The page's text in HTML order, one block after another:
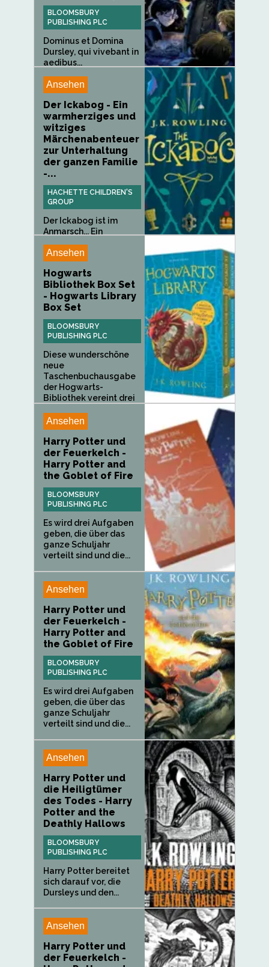
BLOOMSBURY
PUBLISHING PLC
Dominus et Domina
Dursley, qui vivebant in
aedibus...
Ansehen
Der Ickabog - Ein
warmherziges und
witziges
Märchenabenteuer
zur Unterhaltung
der ganzen Familie
-...
HACHETTE CHILDREN'S
GROUP
Der Ickabog ist im
Anmarsch... Ein
Ansehen
Hogwarts
Bibliothek Box Set
- Hogwarts Library
Box Set
BLOOMSBURY
PUBLISHING PLC
Diese wunderschöne
neue
Taschenbuchausgabe
der Hogwarts-
Bibliothek vereint drei
aus...
Ansehen
Harry Potter und
der Feuerkelch -
Harry Potter and
the Goblet of Fire
BLOOMSBURY
PUBLISHING PLC
Es wird drei Aufgaben
geben, die über das
ganze Schuljahr
verteilt sind und die...
Ansehen
Harry Potter und
der Feuerkelch -
Harry Potter and
the Goblet of Fire
BLOOMSBURY
PUBLISHING PLC
Es wird drei Aufgaben
geben, die über das
ganze Schuljahr
verteilt sind und die...
Ansehen
Harry Potter und
die Heiligtümer
des Todes - Harry
Potter and the
Deathly Hallows
BLOOMSBURY
PUBLISHING PLC
Harry Potter bereitet
sich darauf vor, die
Dursleys und den...
Ansehen
Harry Potter und
der Feuerkelch -